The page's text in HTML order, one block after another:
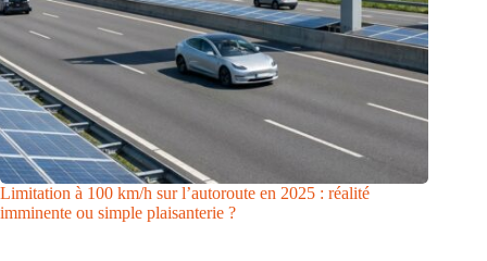
Limitation à 100 km/h sur l’autoroute en 2025 : réalité
imminente ou simple plaisanterie ?